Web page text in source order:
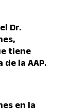
Dr.
tiene
de la AAP.
en la